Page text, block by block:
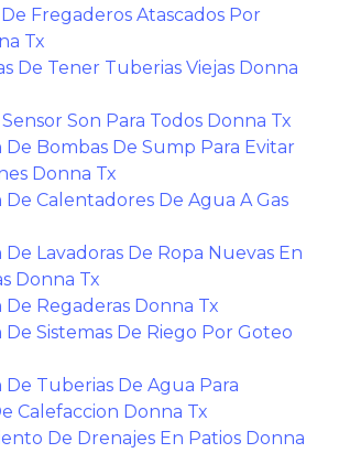
Fregaderos Atascados Por
Tx
De Tener Tuberias Viejas Donna
Son Para Todos Donna Tx
De Bombas De Sump Para Evitar
Donna Tx
De Calentadores De Agua A Gas
Lavadoras De Ropa Nuevas En
Donna Tx
De Regaderas Donna Tx
Sistemas De Riego Por Goteo
De Tuberias De Agua Para
Calefaccion Donna Tx
De Drenajes En Patios Donna